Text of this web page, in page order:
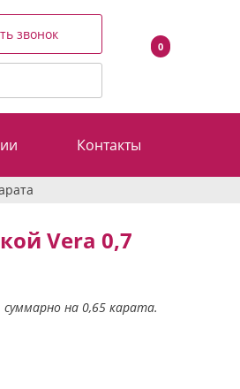
звонок
0
Контакты
Vera 0,7
на 0,65 карата.